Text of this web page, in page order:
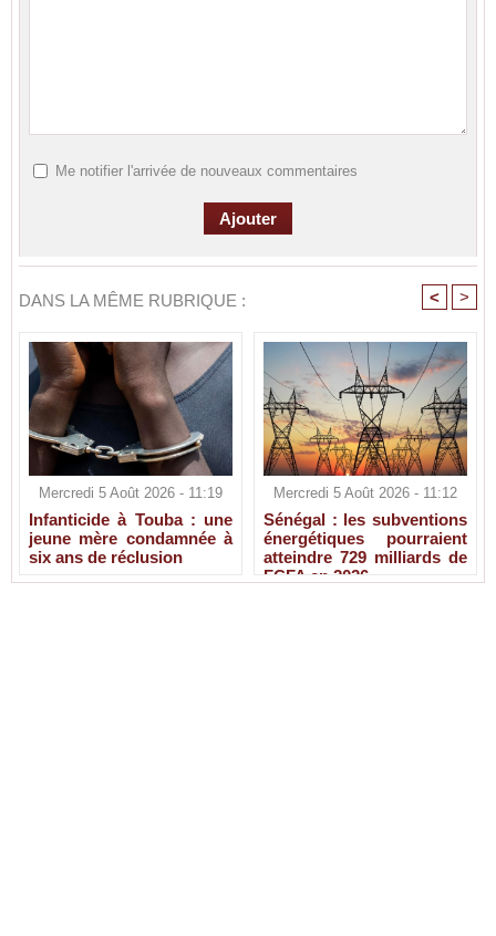
Me notifier l'arrivée de nouveaux commentaires
DANS LA MÊME RUBRIQUE : < >
Mercredi 5 Août 2026 - 11:19
Infanticide à Touba : une
jeune mère condamnée à
six ans de réclusion
Mercredi 5 Août 2026 - 11:12
Sénégal : les subventions
énergétiques pourraient
atteindre 729 milliards de
FCFA en 2026